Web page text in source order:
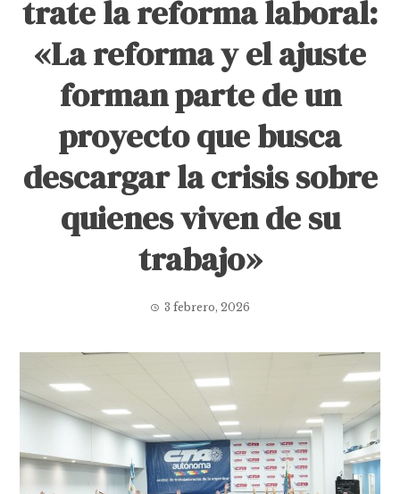
trate la reforma laboral:
«La reforma y el ajuste
forman parte de un
proyecto que busca
descargar la crisis sobre
quienes viven de su
trabajo»
3 febrero, 2026